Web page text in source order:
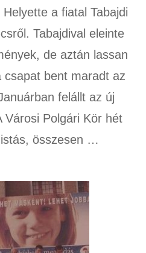
a fiatal Tabajdi
Tabajdival eleinte
de aztán lassan
csapat bent maradt az
felállt az új
Városi Polgári Kör hét
összesen …